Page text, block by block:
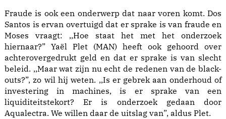
Fraude is ook een onderwerp dat naar voren komt. Dos
Santos is ervan overtuigd dat er sprake is van fraude en
Moses vraagt: ,,Hoe staat het met het onderzoek
hiernaar?” Yaël Plet (MAN) heeft ook gehoord over
achterovergedrukt geld en dat er sprake is van slecht
beleid. ,,Maar wat zijn nu echt de redenen van de black-
outs?”, zo wil hij weten. ,,Is er gebrek aan onderhoud of
investering in machines, is er sprake van een
liquiditeitstekort? Er is onderzoek gedaan door
Aqualectra. We willen daar de uitslag van”, aldus Plet.